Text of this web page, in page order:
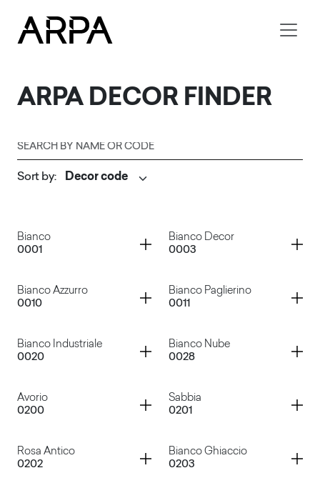
ARPA DECOR FINDER
Search by name or code
Sort by:
Bianco
0001
Container
Bianco Decor
0003
Container
Bianco Azzurro
0010
Container
Bianco Paglierino
0011
Container
Bianco Industriale
0020
Container
Bianco Nube
0028
Container
Avorio
0200
Container
Sabbia
0201
Container
Rosa Antico
0202
Container
Bianco Ghiaccio
0203
Container